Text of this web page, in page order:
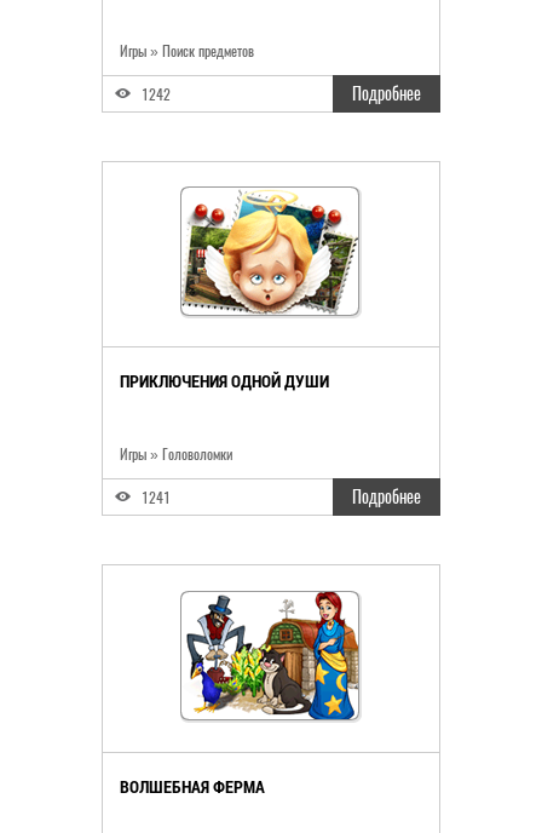
Игры» Поиск предметов
1242 Подробнее
ПРИКЛЮЧЕНИЯ ОДНОЙ ДУШИ
Игры» Головоломки
1241 Подробнее
ВОЛШЕБНАЯ ФЕРМА